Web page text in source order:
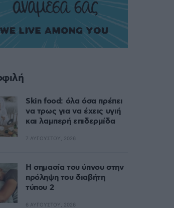
Skin food: όλα όσα πρέπει
να τρως για να έχεις υγιή
και λαμπερή επιδερμίδα
7 ΑΥΓΟΎΣΤΟΥ, 2026
Η σημασία του ύπνου στην
πρόληψη του διαβήτη
τύπου 2
6 ΑΥΓΟΎΣΤΟΥ, 2026